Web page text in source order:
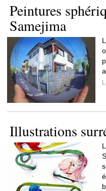
Peintures
Samejima
Illustrations